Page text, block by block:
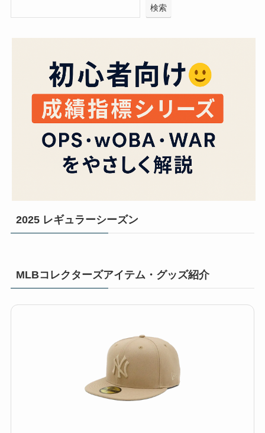
検索
2025 レギュラーシーズン
MLBコレクターズアイテム・グッズ紹介